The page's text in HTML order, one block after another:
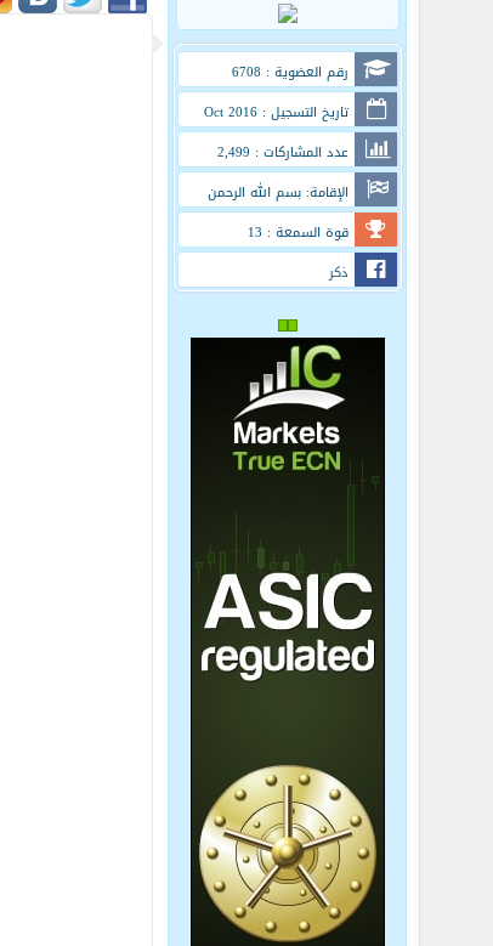
رقم العضوية : 6708
تاريخ التسجيل : Oct 2016
عدد المشاركات : 2,499
الإقامة: بسم الله الرحمن
الرحيم
قوة السمعة : 13
ذكر